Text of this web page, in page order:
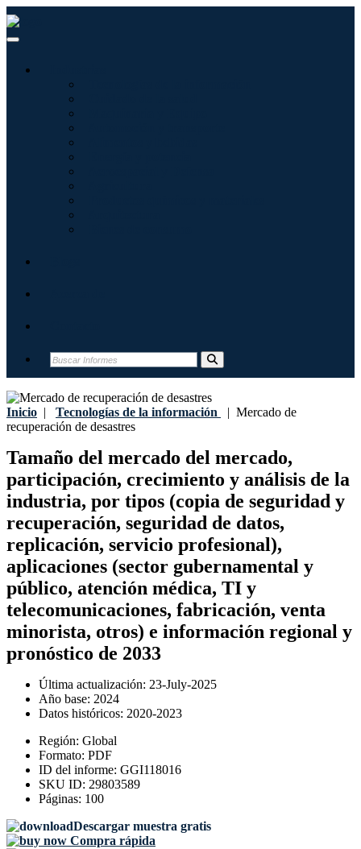
Inicio | Tecnologías de la información | Mercado de
recuperación de desastres
Tamaño del mercado del mercado,
participación, crecimiento y análisis de la
industria, por tipos (copia de seguridad y
recuperación, seguridad de datos,
replicación, servicio profesional),
aplicaciones (sector gubernamental y
público, atención médica, TI y
telecomunicaciones, fabricación, venta
minorista, otros) e información regional y
pronóstico de 2033
Última actualización: 23-July-2025
Año base: 2024
Datos históricos: 2020-2023
Región: Global
Formato: PDF
ID del informe: GGI118016
SKU ID: 29803589
Páginas: 100
Descargar muestra gratis
Compra rápida